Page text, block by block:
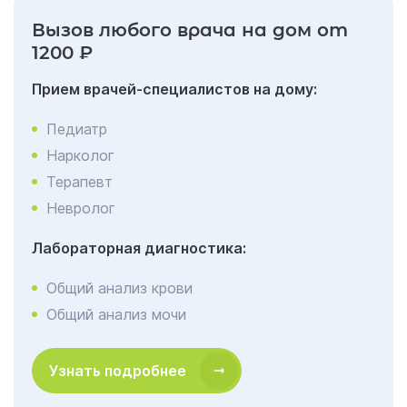
Вызов любого врача на дом от
1200 ₽
Прием врачей-специалистов на дому:
Педиатр
Нарколог
Терапевт
Невролог
Лабораторная диагностика:
Общий анализ крови
Общий анализ мочи
Узнать подробнее